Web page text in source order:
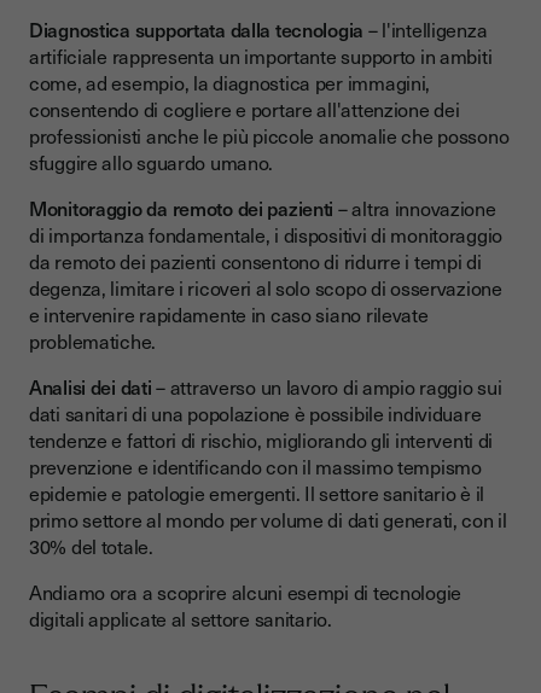
Diagnostica supportata dalla tecnologia – l'intelligenza
artificiale rappresenta un importante supporto in ambiti
come, ad esempio, la diagnostica per immagini,
consentendo di cogliere e portare all'attenzione dei
professionisti anche le più piccole anomalie che possono
sfuggire allo sguardo umano.
Monitoraggio da remoto dei pazienti – altra innovazione
di importanza fondamentale, i dispositivi di monitoraggio
da remoto dei pazienti consentono di ridurre i tempi di
degenza, limitare i ricoveri al solo scopo di osservazione
e intervenire rapidamente in caso siano rilevate
problematiche.
Analisi dei dati– attraverso un lavoro di ampio raggio sui
dati sanitari di una popolazione è possibile individuare
tendenze e fattori di rischio, migliorando gli interventi di
prevenzione e identificando con il massimo tempismo
epidemie e patologie emergenti. Il settore sanitario è il
primo settore al mondo per volume di dati generati, con il
30% del totale.
Andiamo ora a scoprire alcuni esempi di tecnologie
digitali applicate al settore sanitario.